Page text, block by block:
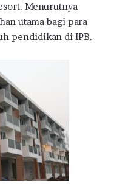
Menurutnya
utama bagi para
pendidikan di IPB.